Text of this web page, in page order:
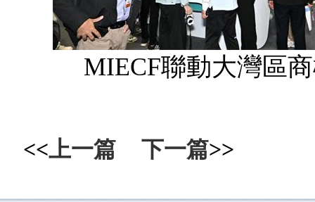
MIECF聯動大灣區
<<上一篇 下一篇>>